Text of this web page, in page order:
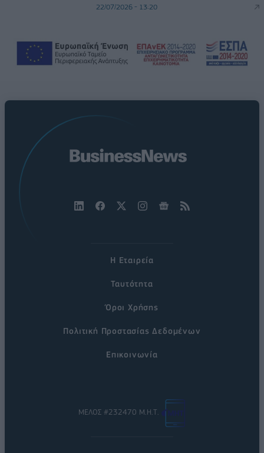
22/07/2026 - 13:20
Η Εταιρεία
Ταυτότητα
Όροι Χρήσης
Πολιτική Προστασίας Δεδομένων
Επικοινωνία
ΜΕΛΟΣ #232470 Μ.Η.Τ.